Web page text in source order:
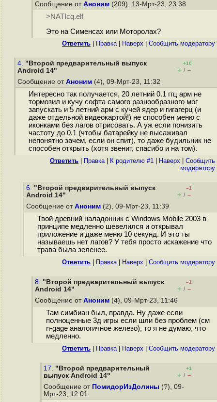
Сообщение от Аноним (209), 13-Мрт-23, 23:38
>NATIcq.elf
Это на Сименсах или Моторолах?
Ответить Правка| Наверх Cообщить модератору
4. "Второй предварительный выпуск
Android 14"
+10
+ / –
Сообщение от Аноним (4), 09-Мрт-23, 11:32
Интересно так получается, 20 летний 0.1 ггц арм не
тормозил и кучу софта самого разнообразного мог
запускать и 5 летний арм с кучей ядер и гигагерц (и
даже отдельной видеокартой!) не способен меню с
иконками без лагов отрисовать. А уж если понизить
частоту до 0.1 (чтобы батарейку не высаживал
непонятно зачем, если он спит), то даже будильник не
способен открыть (хотя звенит, спасибо и на том).
Ответить Правка| К родителю #1 Наверх
Cообщить
модератору
6. "Второй предварительный выпуск
Android 14"
–1
+ / –
Сообщение от Аноним (2), 09-Мрт-23, 11:39
Твой древний наладонник с Windows Mobile 2003 в
принципе медленно шевелился и открывал
приложение и даже меню 10 секунд. И это ты
называешь нет лагов? У тебя просто искажение что
трава была зеленее.
Ответить Правка| Наверх Cообщить модератору
8. "Второй предварительный выпуск
Android 14"
–1
+ / –
Сообщение от Аноним (4), 09-Мрт-23, 11:46
Там симбиан был, правда. Ну даже если
полноценные 3д игры если шли без проблем (см
n-gage аналогичное железо), то я не думаю, что
медленно.
Ответить Правка| Наверх Cообщить модератору
17. "Второй предварительный
выпуск Android 14"
+1
+ / –
Сообщение от ПомидорИзДолины (?), 09-
Мрт-23, 12:01